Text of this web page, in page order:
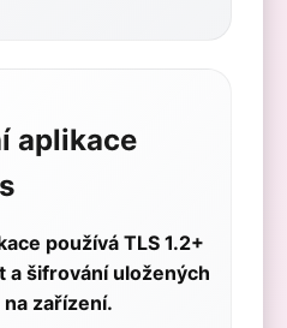
aplikace
používá TLS 1.2+
a šifrování uložených
zařízení.